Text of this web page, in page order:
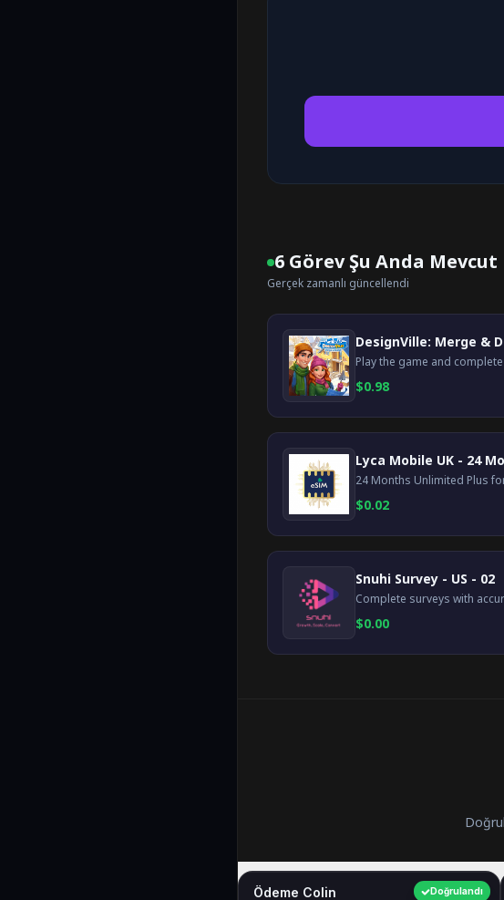
6 Görev Şu Anda Mevcut
Gerçek zamanlı güncellendi
DesignVille: Merge &
$0.98
$0.02
Snuhi Survey - US - 02
$0.00
Doğrulandı
Ödeme Colin $40.00